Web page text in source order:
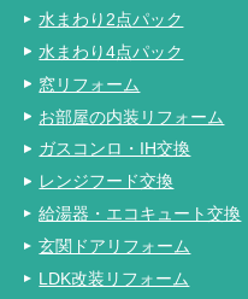
水まわり2点パック
水まわり4点パック
窓リフォーム
お部屋の内装リフォーム
ガスコンロ・IH交換
レンジフード交換
給湯器・エコキュート交換
玄関ドアリフォーム
LDK改装リフォーム